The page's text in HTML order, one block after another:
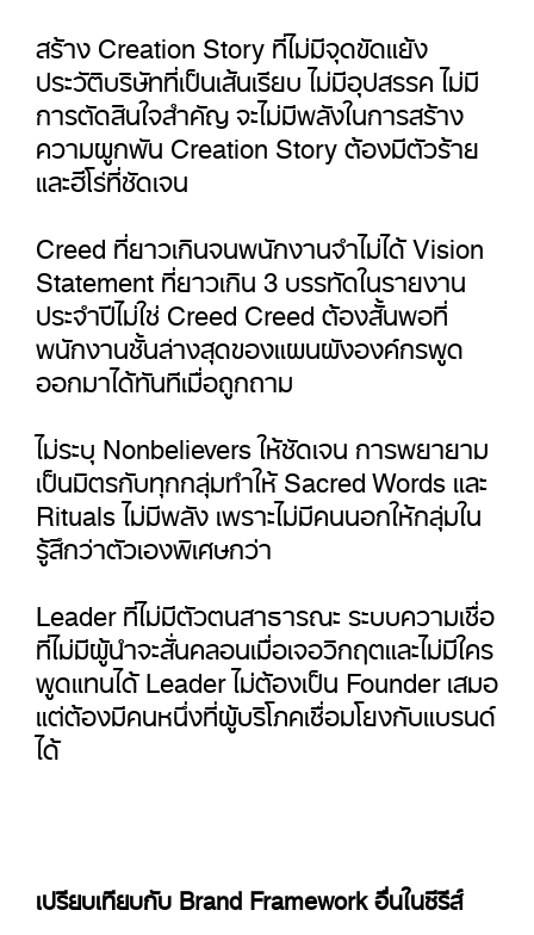
สร้าง Creation Story ที่ไม่มีจุดขัดแย้ง
ประวัติบริษัทที่เป็นเส้นเรียบ ไม่มีอุปสรรค ไม่มี
การตัดสินใจสำคัญ จะไม่มีพลังในการสร้าง
ความผูกพัน Creation Story ต้องมีตัวร้าย
และฮีโร่ที่ชัดเจน
Creed ที่ยาวเกินจนพนักงานจำไม่ได้ Vision
Statement ที่ยาวเกิน 3 บรรทัดในรายงาน
ประจำปีไม่ใช่ Creed Creed ต้องสั้นพอที่
พนักงานชั้นล่างสุดของแผนผังองค์กรพูด
ออกมาได้ทันทีเมื่อถูกถาม
ไม่ระบุ Nonbelievers ให้ชัดเจน การพยายาม
เป็นมิตรกับทุกกลุ่มทำให้ Sacred Words และ
Rituals ไม่มีพลัง เพราะไม่มีคนนอกให้กลุ่มใน
รู้สึกว่าตัวเองพิเศษกว่า
Leader ที่ไม่มีตัวตนสาธารณะ ระบบความเชื่อ
ที่ไม่มีผู้นำจะสั่นคลอนเมื่อเจอวิกฤตและไม่มีใคร
พูดแทนได้ Leader ไม่ต้องเป็น Founder เสมอ
แต่ต้องมีคนหนึ่งที่ผู้บริโภคเชื่อมโยงกับแบรนด์
ได้
เปรียบเทียบกับ Brand Framework อื่นในซีรีส์